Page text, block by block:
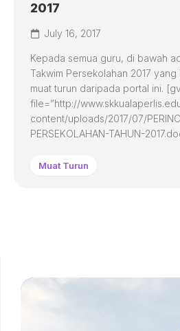
2017
July 16, 2017
Kepada semua guru, di bawah
Takwim Persekolahan 2017
muat turun daripada portal ini.
file=”http://
content/uploads/2017/07/
PERSEKOLAHAN-TAHUN-
Muat Turun